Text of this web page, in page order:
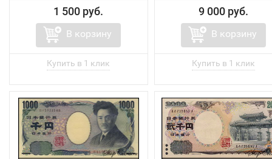
1 500 руб.
В корзину
9 000 руб.
В корзину